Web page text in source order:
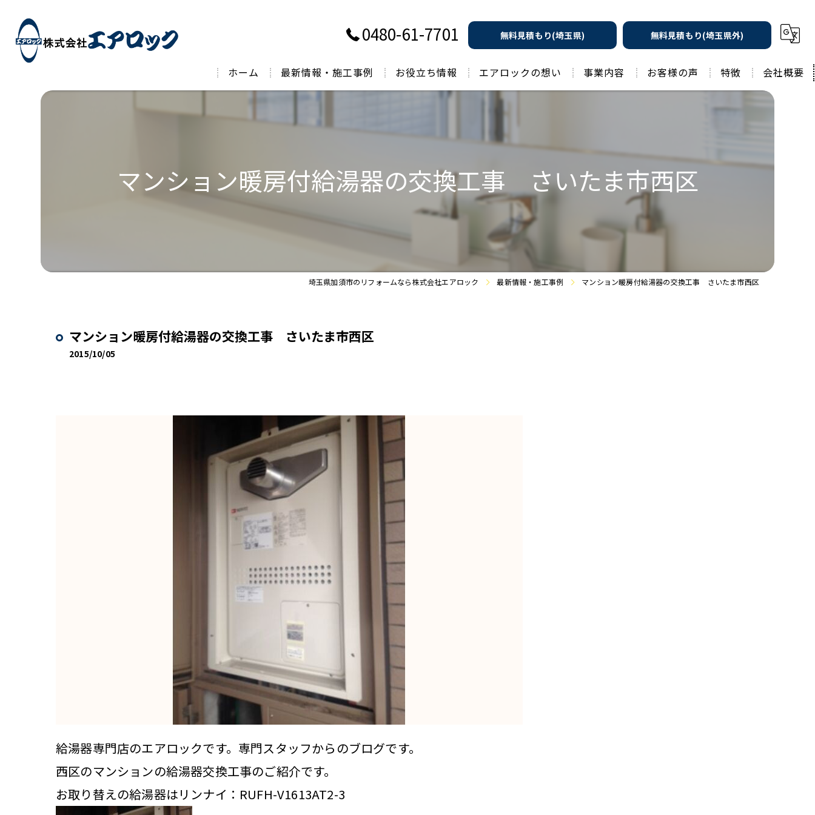
0480-61-7701 無料見積もり(埼玉県) 無料見積もり(埼玉県外)
ホーム 最新情報・施工事例 お役立ち情報 エアロックの想い 事業内容 お客様の声 特徴
工務店
水回り
会社概要
マンション暖房付給湯器の交換工事 さいたま市西区
埼玉県加須市のリフォームなら株式会社エアロック 最新情報・施工事例 マンション暖房付給湯器の交換工事 さいたま市西区
マンション暖房付給湯器の交換工事 さいたま市西区
2015/10/05
給湯器専門店のエアロックです。専門スタッフからのブログです。
西区のマンションの給湯器交換工事のご紹介です。
お取り替えの給湯器はリンナイ：RUFH-V1613AT2-3